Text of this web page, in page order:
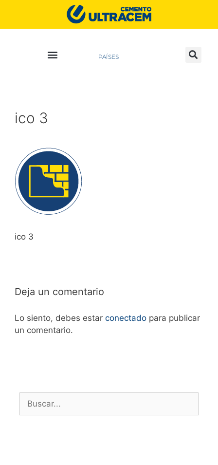
PAÍSES
ico 3
ico 3
Deja un comentario
Lo siento, debes estar conectado para publicar
un comentario.